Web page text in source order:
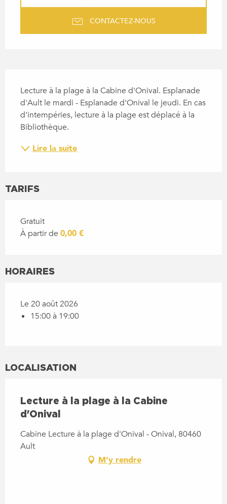
CONTACTEZ-NOUS
Lecture à la plage à la Cabine d'Onival. Esplanade
d'Ault le mardi - Esplanade d'Onival le jeudi. En cas
d'intempéries, lecture à la plage est déplacé à la
Bibliothèque.
Lire la suite
TARIFS
Gratuit
À partir de 0,00 €
HORAIRES
Le 20 août 2026
15:00 à 19:00
LOCALISATION
Lecture à la plage à la Cabine
d'Onival
Cabine Lecture à la plage d'Onival - Onival, 80460
Ault
M'y rendre